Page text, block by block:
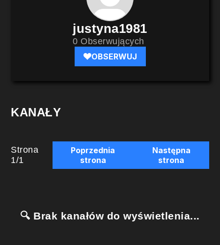
justyna1981
0 Obserwujących
OBSERWUJ
KANAŁY
Strona
1/1
Poprzednia
strona
Następna
strona
🔍 Brak kanałów do wyświetlenia...